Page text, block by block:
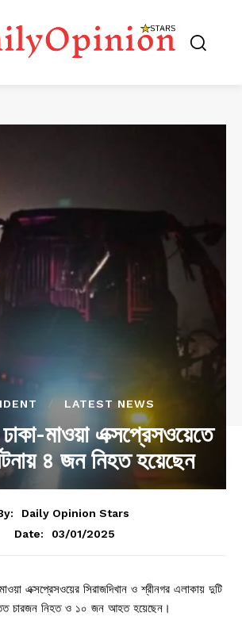
LATEST NEWS
মাওয়া এক্সপ্রেসওয়েতে
৪ জন নিহত হয়েছেন
Daily Opinion Stars
Date:
03/01/2025
এক্সপ্রেসওয়ের সিরাজদিখান ও শ্রীনগর এলাকায় দুটি
চারজন নিহত ও ১০ জন আহত হয়েছেন।